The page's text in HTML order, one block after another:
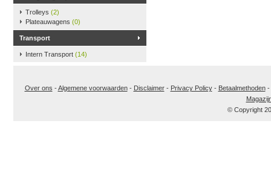
Trolleys (2)
Plateauwagens (0)
Transport
Intern Transport (14)
Over ons -Algemene voorwaarden- Disclaimer- Privacy Policy- Betaalmethoden-
© Copyright